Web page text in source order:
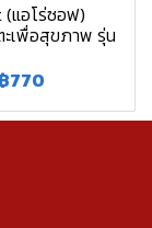
แอโร่ซอฟ)
ะเพื่อสุขภาพ รุ่น
฿770